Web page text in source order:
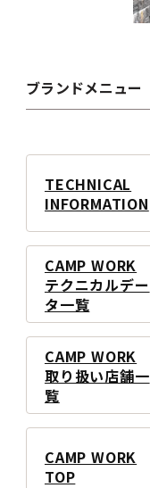
ブランドメニュー
TECHNICAL
INFORMATION
CAMP WORK
テクニカルデー
タ一覧
CAMP WORK
取り扱い店舗一
覧
CAMP WORK
TOP